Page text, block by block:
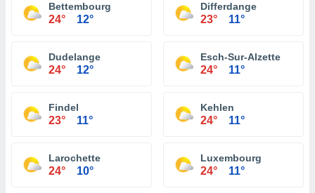
Bettembourg
24° 12°
Differdange
23° 11°
Dudelange
24° 12°
Esch-Sur-Alzette
24° 11°
Findel
23° 11°
Kehlen
24° 11°
Larochette
24° 10°
Luxembourg
24° 11°